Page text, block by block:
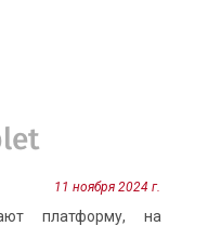
11 ноября 2024 г.
платформу, на